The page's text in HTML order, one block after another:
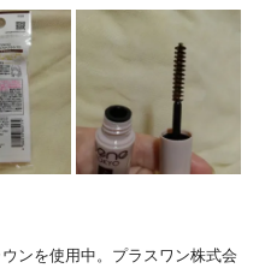
ンを使用中。プラスワン株式会